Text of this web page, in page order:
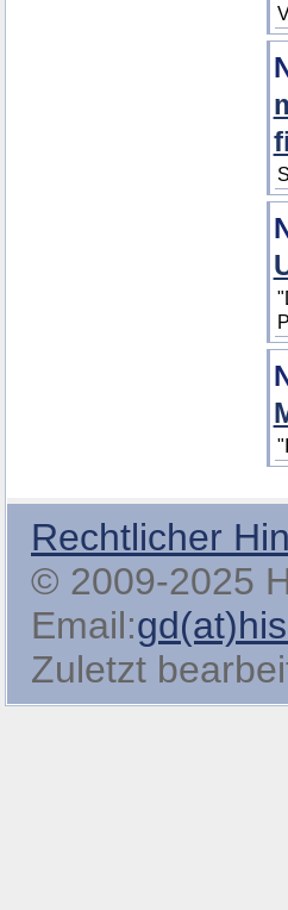
Rechtlicher
© 2009-2025
Email:
Zuletzt